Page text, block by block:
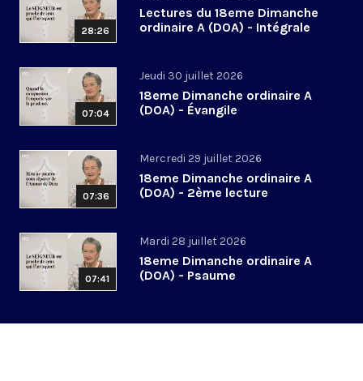
28:26
Lectures du 18eme Dimanche
ordinaire A (DOA) - Intégrale
07:04
Jeudi 30 juillet 2026
18eme Dimanche ordinaire A
(DOA) - Évangile
07:36
Mercredi 29 juillet 2026
18eme Dimanche ordinaire A
(DOA) - 2ème lecture
07:41
Mardi 28 juillet 2026
18eme Dimanche ordinaire A
(DOA) - Psaume